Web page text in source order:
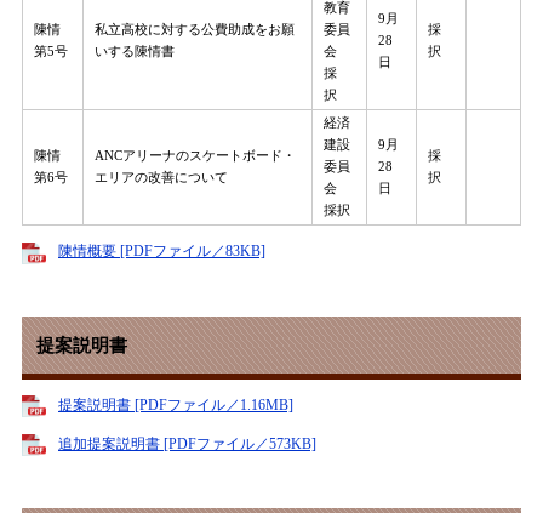
陳情
第5号
私立高校に対する公費助成をお願
いする陳情書
教育
委員
会
採
択
9月
28
日
採
択
陳情
第6号
ANCアリーナのスケートボード・
エリアの改善について
経済
建設
委員
会
採択
9月
28
日
採
択
陳情概要 [PDFファイル／83KB]
提案説明書
提案説明書 [PDFファイル／1.16MB]
追加提案説明書 [PDFファイル／573KB]